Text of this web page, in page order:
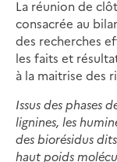
La réunion de
consacrée au
des recherches
les faits et
à la maitrise des
Issus des phases
lignines, les
des biorésidus
haut poids